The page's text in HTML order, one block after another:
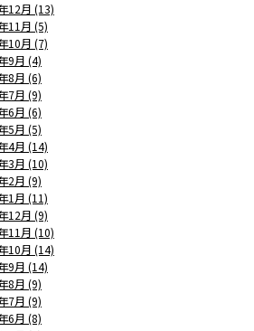
12月 (13)
11月 (5)
10月 (7)
9月 (4)
8月 (6)
7月 (9)
6月 (6)
5月 (5)
4月 (14)
3月 (10)
2月 (9)
1月 (11)
12月 (9)
11月 (10)
10月 (14)
9月 (14)
8月 (9)
7月 (9)
6月 (8)